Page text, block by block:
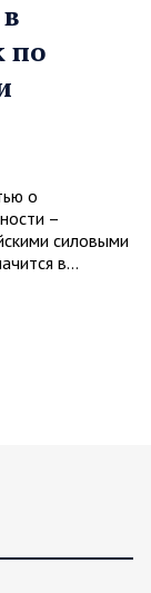
по
о
–
силовыми
в…